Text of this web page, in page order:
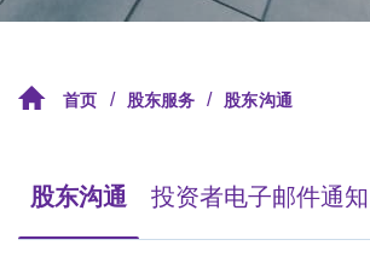
首页 / 股东服务 / 股东沟通
股东沟通 投资者电子邮件通知